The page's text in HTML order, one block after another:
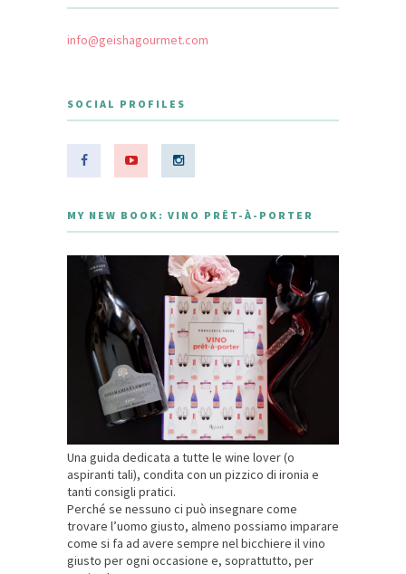
info@geishagourmet.com
SOCIAL PROFILES
MY NEW BOOK: VINO PRÊT-À-PORTER
Una guida dedicata a tutte le wine lover (o
aspiranti tali), condita con un pizzico di ironia e
tanti consigli pratici.
Perché se nessuno ci può insegnare come
trovare l’uomo giusto, almeno possiamo imparare
come si fa ad avere sempre nel bicchiere il vino
giusto per ogni occasione e, soprattutto, per